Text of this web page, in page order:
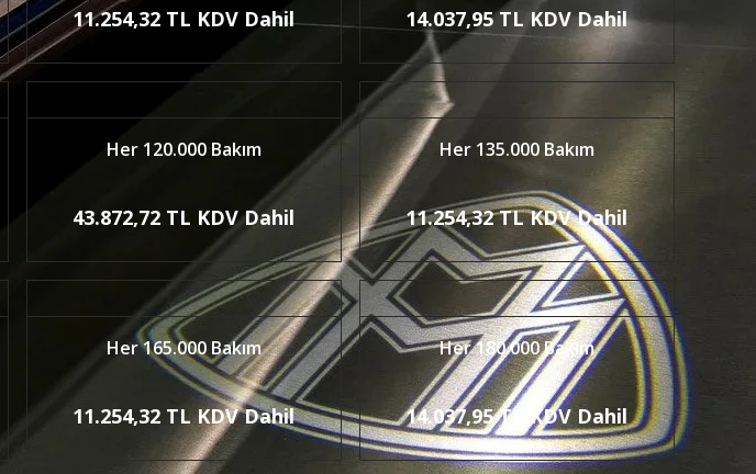
11.254,32 TL KDV Dahil 14.037,95 TL KDV Dahil
Her 120.000 Bakım
43.872,72 TL KDV Dahil
Her 135.000 Bakım
11.254,32 TL KDV Dahil
Her 165.000 Bakım
11.254,32 TL KDV Dahil
Her 180.000 Bakım
14.037,95 TL KDV Dahil